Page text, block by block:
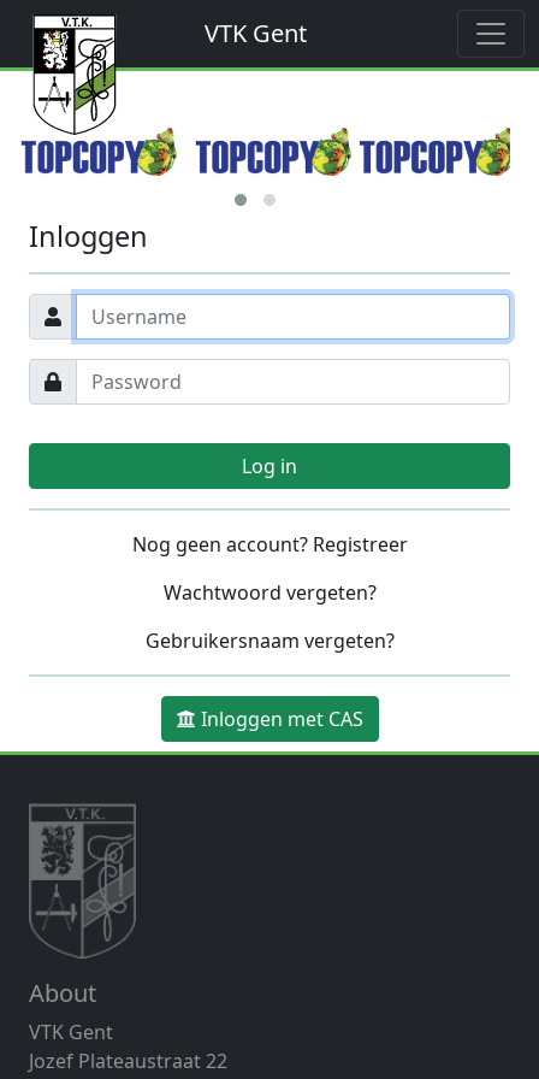
VTK Gent
Inloggen
Log in
Nog geen account? Registreer
Wachtwoord vergeten?
Gebruikersnaam vergeten?
Inloggen met CAS
About
VTK Gent
Jozef Plateaustraat 22